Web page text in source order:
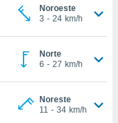
Noroeste
3 - 24 km/h
Norte
6 - 27 km/h
Noreste
11 - 34 km/h